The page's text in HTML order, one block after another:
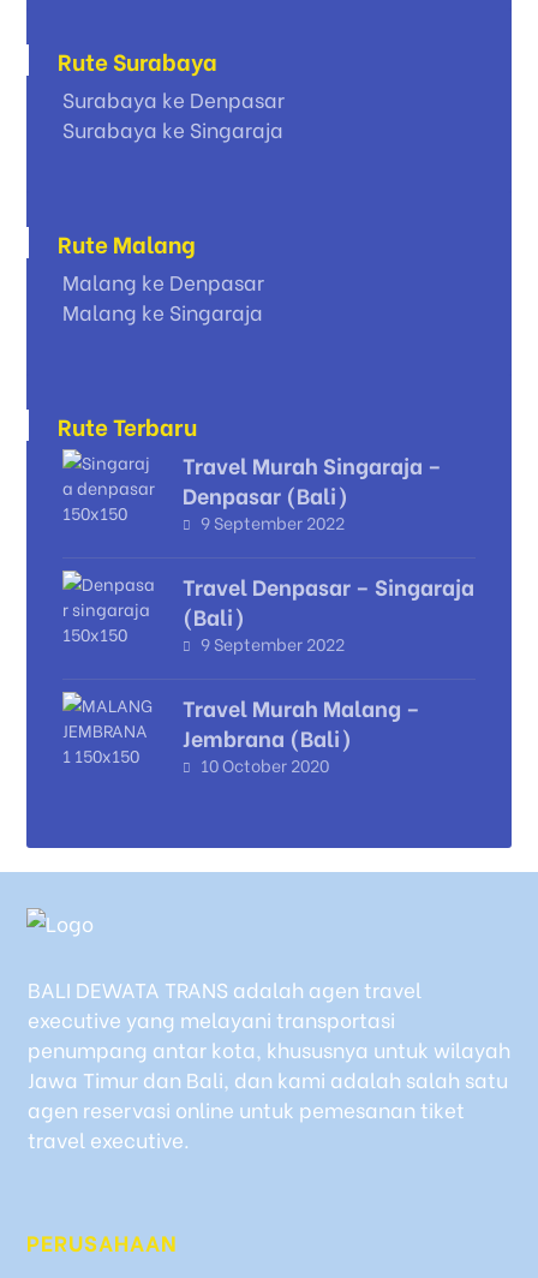
Rute Surabaya
Surabaya ke Denpasar
Surabaya ke Singaraja
Rute Malang
Malang ke Denpasar
Malang ke Singaraja
Rute Terbaru
Travel Murah Singaraja –
Denpasar (Bali)
9 September 2022
Travel Denpasar – Singaraja
(Bali)
9 September 2022
Travel Murah Malang –
Jembrana (Bali)
10 October 2020
BALI DEWATA TRANS adalah agen travel
executive yang melayani transportasi
penumpang antar kota, khususnya untuk wilayah
Jawa Timur dan Bali, dan kami adalah salah satu
agen reservasi online untuk pemesanan tiket
travel executive.
PERUSAHAAN